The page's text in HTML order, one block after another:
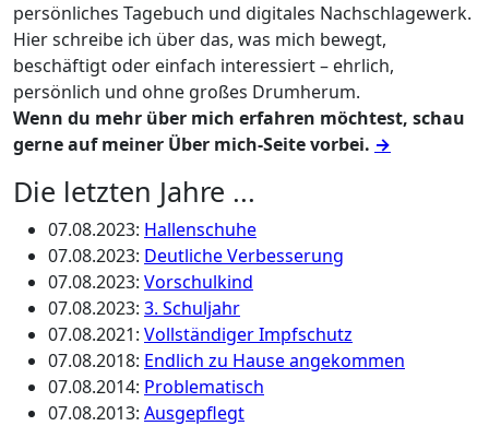
persönliches Tagebuch und digitales Nachschlagewerk.
Hier schreibe ich über das, was mich bewegt,
beschäftigt oder einfach interessiert – ehrlich,
persönlich und ohne großes Drumherum.
Wenn du mehr über mich erfahren möchtest, schau
gerne auf meiner Über mich-Seite vorbei. →
Die letzten Jahre ...
07.08.2023: Hallenschuhe
07.08.2023: Deutliche Verbesserung
07.08.2023: Vorschulkind
07.08.2023: 3. Schuljahr
07.08.2021: Vollständiger Impfschutz
07.08.2018: Endlich zu Hause angekommen
07.08.2014: Problematisch
07.08.2013: Ausgepflegt